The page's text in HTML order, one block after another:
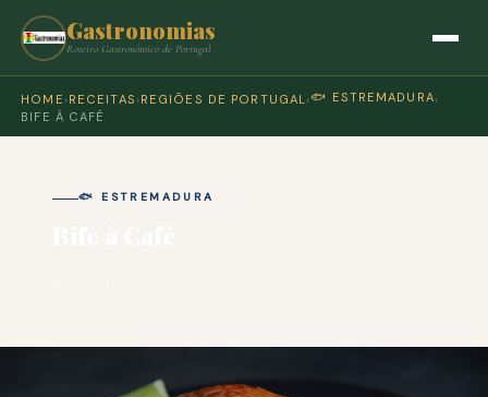
Gastronomias
Roteiro Gastronómico de Portugal
HOME › RECEITAS › REGIÕES DE PORTUGAL ›🐟 ESTREMADURA›
BIFE À CAFÉ
🐟 ESTREMADURA